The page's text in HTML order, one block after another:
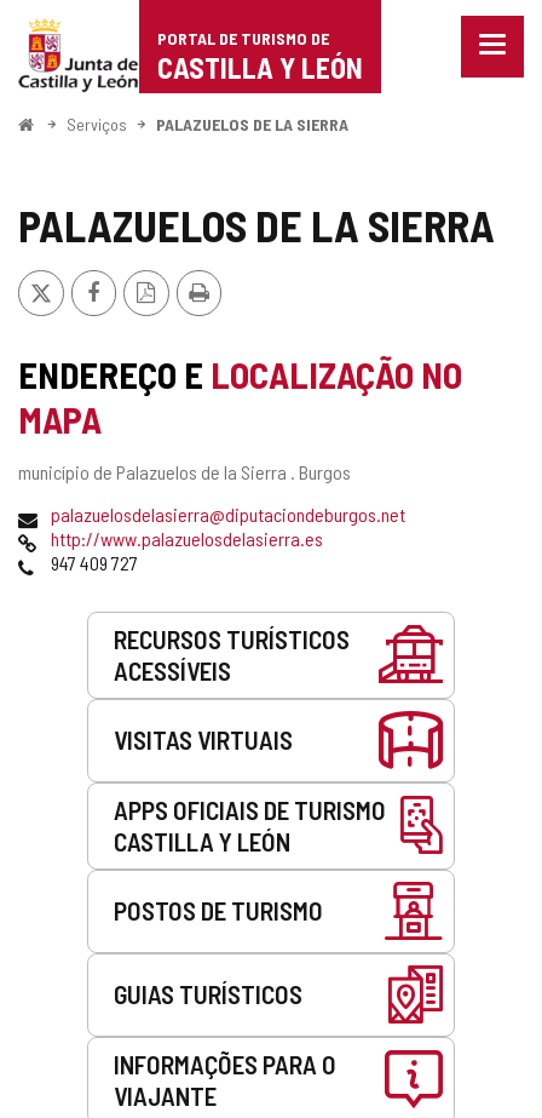
Portal
de
Turismo
Castilla
León
PORTAL DE TURISMO DE
CASTILLA Y LEÓN
Menu
ComeçoServiços PALAZUELOS DE LA SIERRA
PALAZUELOS DE LA SIERRA
x FacebookVersão
PDF
Imprimir
ENDEREÇO E LOCALIZAÇÃO NO
MAPA
Endereço
município de Palazuelos de la Sierra . Burgos
Endereço
de
email
palazuelosdelasierra@diputaciondeburgos.net
Pagina
web
http://www.palazuelosdelasierra.es
Telefones
947 409 727
RECURSOS TURÍSTICOS
ACESSÍVEIS
VISITAS VIRTUAIS
APPS OFICIAIS DE TURISMO
CASTILLA Y LEÓN
POSTOS DE TURISMO
GUIAS TURÍSTICOS
INFORMAÇÕES PARA O
VIAJANTE